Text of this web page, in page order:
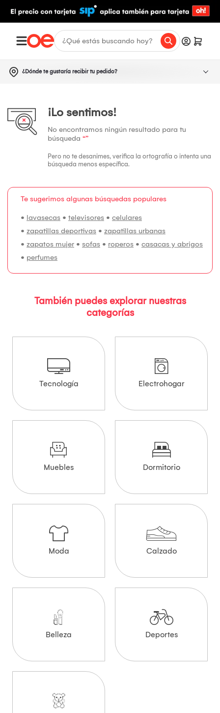
¿Dónde te gustaría recibir tu pedido?
¡Lo sentimos!
No encontramos ningún resultado para tu
búsqueda “”
Pero no te desanimes, verifica la ortografía o intenta una
búsqueda menos específica.
Te sugerimos algunas búsquedas populares
• lavasecas • televisores • celulares
• zapatillas deportivas • zapatillas urbanas
• zapatos mujer • sofas • roperos • casacas y abrigos
• perfumes
También puedes explorar nuestras
categorías
Tecnología Electrohogar
Muebles Dormitorio
Moda Calzado
Belleza Deportes